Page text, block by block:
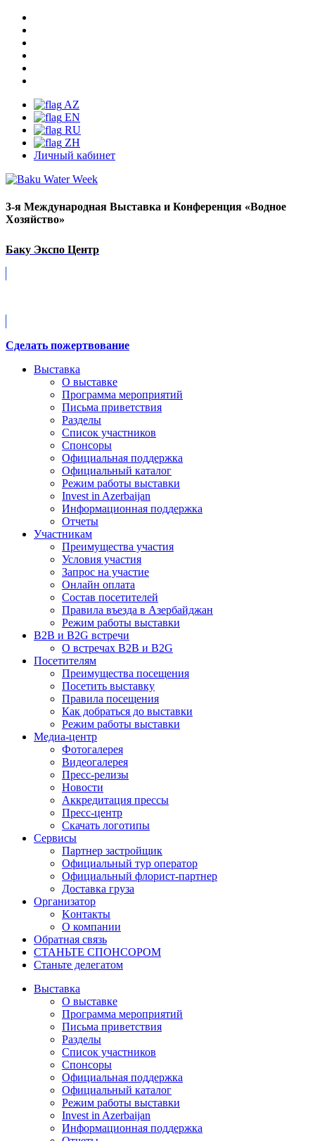
AZ
EN
RU
ZH
Личный кабинет
3-я Международная Выставка и Конференция «Водное
Хозяйство»
Баку Экспо Центр
Сделать пожертвование
Выставка
О выставке
Программа мероприятий
Письма приветствия
Разделы
Список участников
Спонсоры
Официальная поддержка
Официальный каталог
Режим работы выставки
Invest in Azerbaijan
Информационная поддержка
Отчеты
Участникам
Преимущества участия
Условия участия
Запрос на участие
Онлайн оплата
Состав посетителей
Правила въезда в Азербайджан
Режим работы выставки
B2B и B2G встречи
О встречах B2B и B2G
Посетителям
Преимущества посещения
Посетить выставку
Правила посещения
Как добраться до выставки
Режим работы выставки
Медиа-центр
Фотогалерея
Видеогалерея
Пресс-релизы
Новости
Аккредитация прессы
Пресс-центр
Скачать логотипы
Сервисы
Партнер застройщик
Официальный тур оператор
Официальный флорист-партнер
Доставка груза
Организатор
Kонтакты
О компании
Обратная связь
СТАНЬТЕ СПОНСОРОМ
Станьте делегатом
Выставка
О выставке
Программа мероприятий
Письма приветствия
Разделы
Список участников
Спонсоры
Официальная поддержка
Официальный каталог
Режим работы выставки
Invest in Azerbaijan
Информационная поддержка